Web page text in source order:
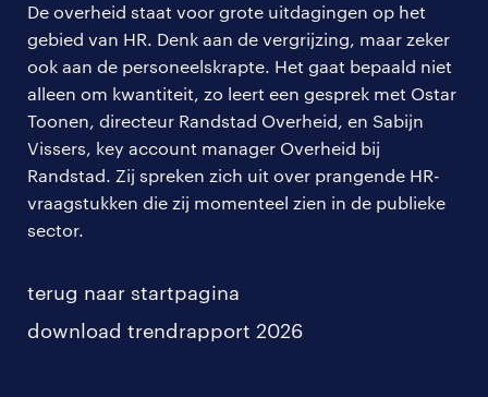
over randstad
De overheid staat voor grote uitdagingen op het
gebied van HR. Denk aan de vergrijzing, maar zeker
ook aan de personeelskrapte. Het gaat bepaald niet
alleen om kwantiteit, zo leert een gesprek met Ostar
Toonen, directeur Randstad Overheid, en Sabijn
Vissers, key account manager Overheid bij
Randstad. Zij spreken zich uit over prangende HR-
vraagstukken die zij momenteel zien in de publieke
sector.
terug naar startpagina
download trendrapport 2026